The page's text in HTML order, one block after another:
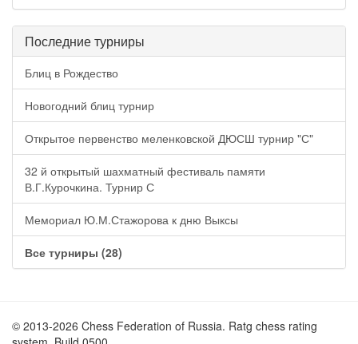
Последние турниры
Блиц в Рождество
Новогодний блиц турнир
Открытое первенство меленковской ДЮСШ турнир "С"
32 й открытый шахматный фестиваль памяти
В.Г.Курочкина. Турнир С
Мемориал Ю.М.Стажорова к дню Выксы
Все турниры (28)
© 2013-2026 Chess Federation of Russia. Ratg chess rating